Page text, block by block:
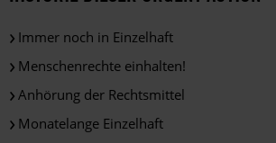
Immer noch in Einzelhaft
Menschenrechte einhalten!
Anhörung der Rechtsmittel
Monatelange Einzelhaft